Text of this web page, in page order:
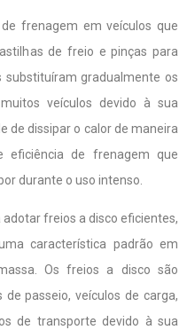
frenagem em veículos que
de freio e pinças para
substituíram gradualmente os
veículos devido à sua
de dissipar o calor de maneira
eficiência de frenagem que
durante o uso intenso.
freios a disco eficientes,
característica padrão em
Os freios a disco são
passeio, veículos de carga,
de transporte devido à sua